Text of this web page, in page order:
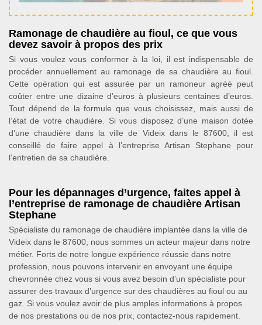
Ramonage de chaudière au fioul, ce que vous
devez savoir à propos des prix
Si vous voulez vous conformer à la loi, il est indispensable de
procéder annuellement au ramonage de sa chaudière au fioul.
Cette opération qui est assurée par un ramoneur agréé peut
coûter entre une dizaine d’euros à plusieurs centaines d’euros.
Tout dépend de la formule que vous choisissez, mais aussi de
l’état de votre chaudière. Si vous disposez d’une maison dotée
d’une chaudière dans la ville de Videix dans le 87600, il est
conseillé de faire appel à l’entreprise Artisan Stephane pour
l’entretien de sa chaudière.
Pour les dépannages d’urgence, faites appel à
l’entreprise de ramonage de chaudière Artisan
Stephane
Spécialiste du ramonage de chaudière implantée dans la ville de
Videix dans le 87600, nous sommes un acteur majeur dans notre
métier. Forts de notre longue expérience réussie dans notre
profession, nous pouvons intervenir en envoyant une équipe
chevronnée chez vous si vous avez besoin d’un spécialiste pour
assurer des travaux d’urgence sur des chaudières au fioul ou au
gaz. Si vous voulez avoir de plus amples informations à propos
de nos prestations ou de nos prix, contactez-nous rapidement.